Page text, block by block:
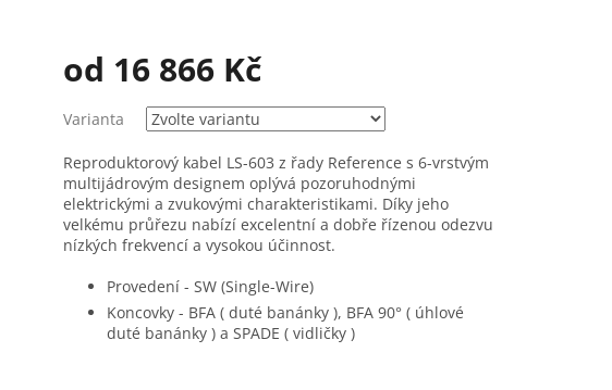
od 16 866 Kč
cena:
Varianta
Reproduktorový kabel LS-603 z řady Reference s 6-vrstvým
multijádrovým designem oplývá pozoruhodnými
elektrickými a zvukovými charakteristikami. Díky jeho
velkému průřezu nabízí excelentní a dobře řízenou odezvu
nízkých frekvencí a vysokou účinnost.
Provedení - SW (Single-Wire)
Koncovky - BFA ( duté banánky ), BFA 90° ( úhlové
duté banánky ) a SPADE ( vidličky )